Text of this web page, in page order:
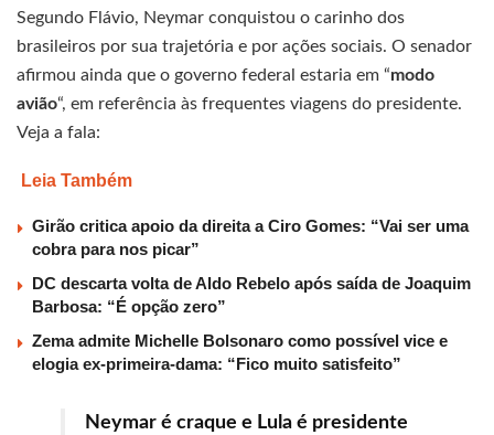
Segundo Flávio, Neymar conquistou o carinho dos
brasileiros por sua trajetória e por ações sociais. O senador
afirmou ainda que o governo federal estaria em “modo
avião“, em referência às frequentes viagens do presidente.
Veja a fala:
Leia Também
Girão critica apoio da direita a Ciro Gomes: “Vai ser uma
cobra para nos picar”
DC descarta volta de Aldo Rebelo após saída de Joaquim
Barbosa: “É opção zero”
Zema admite Michelle Bolsonaro como possível vice e
elogia ex-primeira-dama: “Fico muito satisfeito”
Neymar é craque e Lula é presidente